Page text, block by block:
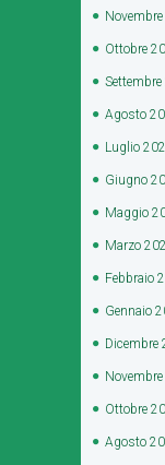
Novembre
Ottobre
Settembre
Agosto
Luglio
Giugno
Maggio
Marzo
Febbraio
Gennaio
Dicembre
Novembre
Ottobre
Agosto